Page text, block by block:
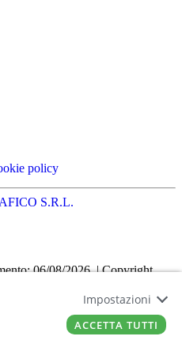
policy
S.R.L.
06/08/2026 | Copyright
Impostazioni
ACCETTA TUTTI